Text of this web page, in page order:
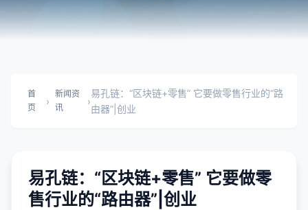
首
页
›
新闻资
讯
›
易孔链：“区块链+零售” 它要做零售行业的“路
由器”|创业
易孔链：“区块链+零售” 它要做零
售行业的“路由器”|创业